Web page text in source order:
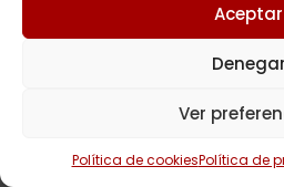
Aceptar
Denegar
Ver
Política de cookiesPolítica de